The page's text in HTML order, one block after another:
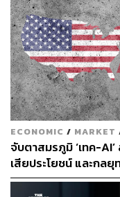
ในขณะเดียวกัน จีนก็ส่
รายการสินค้าหลักที่จี
ขึ้นถึงร้อยละ 700 ในปี
และสินค้าอุปโภคบริโ
จีนมากขึ้น ทำให้ค่ายร
กลายเป็นรถยนต์นำเ
ในรัสเซีย
ที่สำคัญทั้งสองประเท
ค้าขายกันมากขึ้น เพื่อ
โดยตั้งแต่ปี 2023 กา
สัดส่วนสูงถึงร้อยละ 90
ECONOMIC / MARKET
จับตาสมรภูมิ ‘เทค-
เสียประโยชน์ และกล
5 ปีข้างหน้า